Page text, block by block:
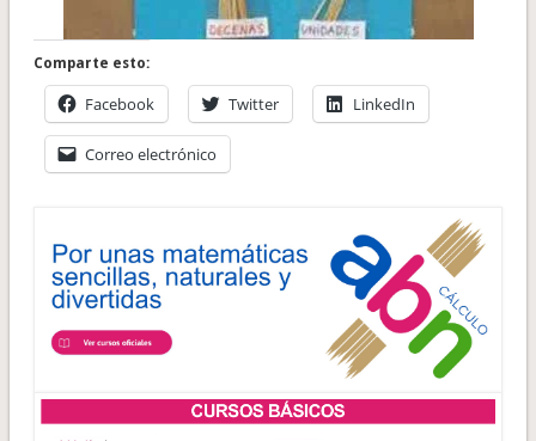
Comparte esto:
Facebook Twitter LinkedIn
Correo electrónico